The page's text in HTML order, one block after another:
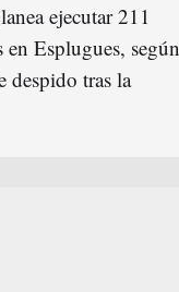
ejecutar 211
Esplugues, según
despido tras la